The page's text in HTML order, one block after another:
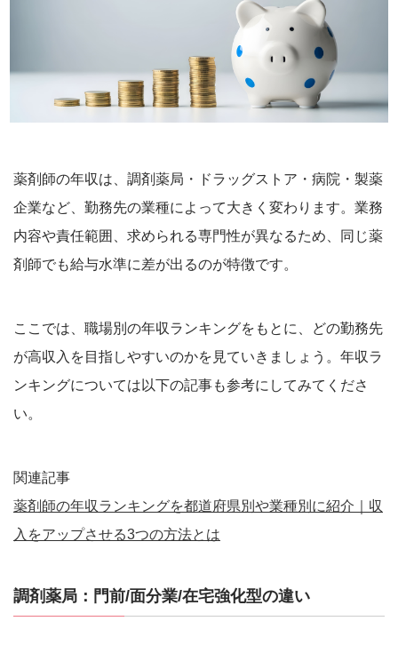
薬剤師の年収は、調剤薬局・ドラッグストア・病院・製薬
企業など、勤務先の業種によって大きく変わります。業務
内容や責任範囲、求められる専門性が異なるため、同じ薬
剤師でも給与水準に差が出るのが特徴です。
ここでは、職場別の年収ランキングをもとに、どの勤務先
が高収入を目指しやすいのかを見ていきましょう。年収ラ
ンキングについては以下の記事も参考にしてみてくださ
い。
関連記事
薬剤師の年収ランキングを都道府県別や業種別に紹介｜収
入をアップさせる3つの方法とは
調剤薬局：門前/面分業/在宅強化型の違い